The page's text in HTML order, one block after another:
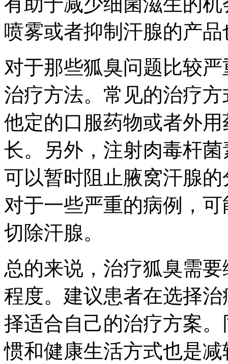
喷雾或者抑制汗腺的产
对于那些狐臭问题比较
治疗方法。常见的治疗
他定的口服药物或者外
长。另外，注射肉毒杆
可以暂时阻止腋窝汗腺
对于一些严重的病例，
切除汗腺。
总的来说，治疗狐臭需
程度。建议患者在选择
择适合自己的治疗方案
惯和健康生活方式也是